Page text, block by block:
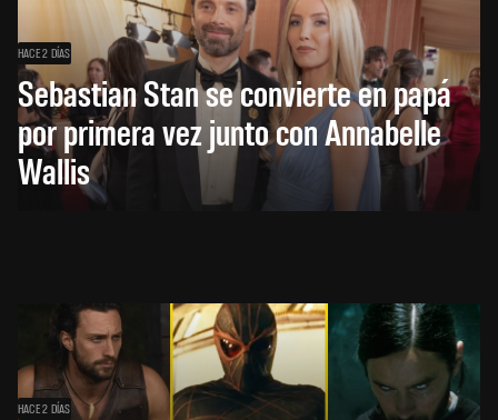
HACE 2 DÍAS
Sebastian Stan se convierte en papá
por primera vez junto con Annabelle
Wallis
HACE 2 DÍAS